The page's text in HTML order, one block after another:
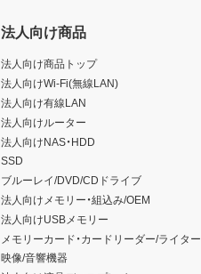
法人向け商品
法人向け商品トップ
法人向けWi-Fi(無線LAN)
法人向け有線LAN
法人向けルーター
法人向けNAS・HDD
SSD
ブルーレイ/DVD/CDドライブ
法人向けメモリー・組込み/OEM
法人向けUSBメモリー
メモリーカード・カードリーダー/ライター
映像/音響機器